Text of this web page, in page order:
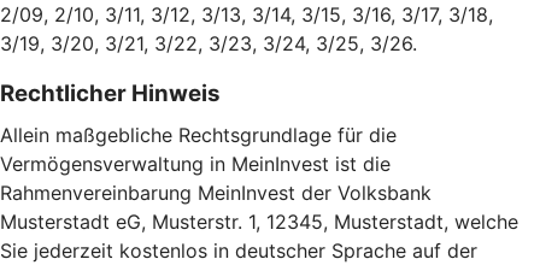
2/09, 2/10, 3/11, 3/12, 3/13, 3/14, 3/15, 3/16, 3/17, 3/18,
3/19, 3/20, 3/21, 3/22, 3/23, 3/24, 3/25, 3/26.
Rechtlicher Hinweis
Allein maßgebliche Rechtsgrundlage für die
Vermögensverwaltung in MeinInvest ist die
Rahmenvereinbarung MeinInvest der Volksbank
Musterstadt eG, Musterstr. 1, 12345, Musterstadt, welche
Sie jederzeit kostenlos in deutscher Sprache auf der